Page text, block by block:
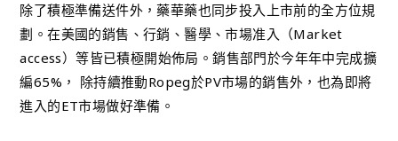
除了積極準備送件外，藥華藥也同步投入上市前的全方位規
劃。在美國的銷售、行銷、醫學、市場准入（Market
access）等皆已積極開始佈局。銷售部門於今年年中完成擴
編65%， 除持續推動Ropeg於PV市場的銷售外，也為即將
進入的ET市場做好準備。